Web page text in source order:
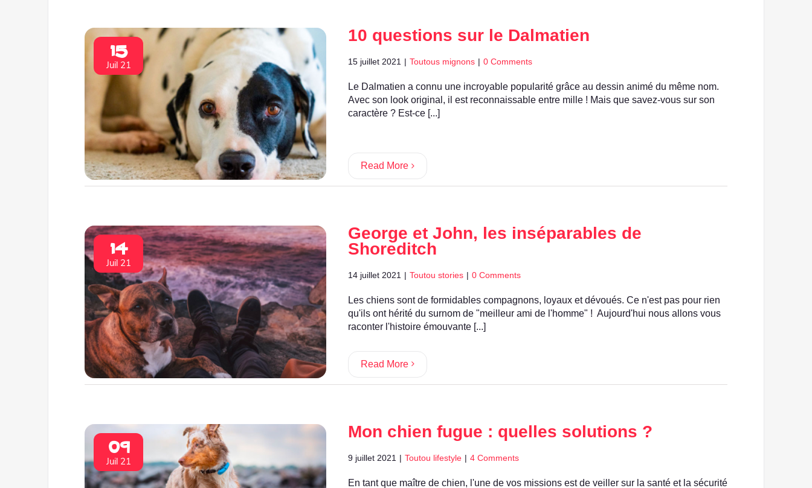
15
Juil 21
10 questions sur le Dalmatien
15 juillet 2021 | Toutous mignons | 0 Comments
Le Dalmatien a connu une incroyable popularité grâce au dessin animé du même nom.
Avec son look original, il est reconnaissable entre mille ! Mais que savez-vous sur son
caractère ? Est-ce [...]
Read More
14
Juil 21
George et John, les inséparables de
Shoreditch
14 juillet 2021 | Toutou stories | 0 Comments
Les chiens sont de formidables compagnons, loyaux et dévoués. Ce n'est pas pour rien
qu'ils ont hérité du surnom de "meilleur ami de l'homme" ! Aujourd'hui nous allons vous
raconter l'histoire émouvante [...]
Read More
09
Juil 21
Mon chien fugue : quelles solutions ?
9 juillet 2021 | Toutou lifestyle | 4 Comments
En tant que maître de chien, l'une de vos missions est de veiller sur la santé et la sécurité